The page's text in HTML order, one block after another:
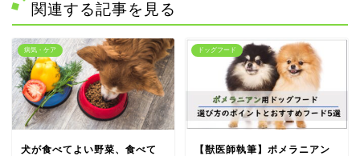
関連する記事を見る
病気・ケア
犬が食べてよい野菜、食べて
ドッグフード
【獣医師執筆】ポメラニアン